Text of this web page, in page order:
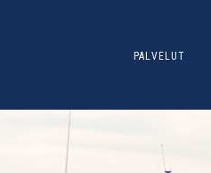
PALVELUT